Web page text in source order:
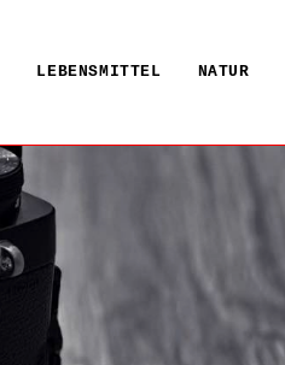
LEBENSMITTEL NATUR